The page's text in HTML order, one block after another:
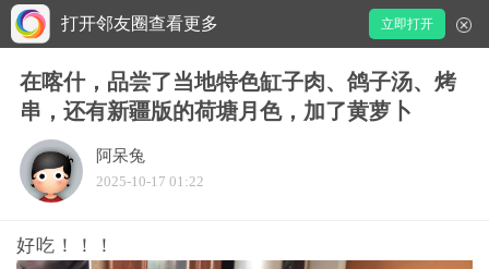
打开邻友圈查看更多 立即打开
在喀什，品尝了当地特色缸子肉、鸽子汤、烤
串，还有新疆版的荷塘月色，加了黄萝卜
阿呆兔
2025-10-17 01:22
好吃！！！